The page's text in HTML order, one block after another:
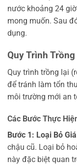
nước khoảng 24
mong muốn. Sau
dụng.
Quy Trình
Quy trình trồng lại
để tránh làm tổn
môi trường mới an
Các Bước Thực
Bước 1: Loại Bỏ
chậu cũ. Loại bỏ
này đặc biệt quan